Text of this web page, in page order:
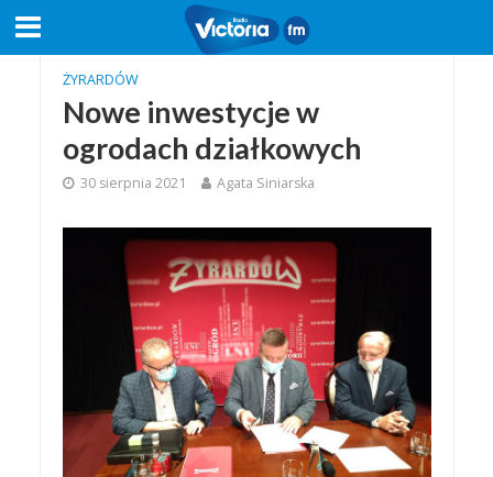
ŻYRARDÓW
Nowe inwestycje w
ogrodach działkowych
30 sierpnia 2021 Agata Siniarska